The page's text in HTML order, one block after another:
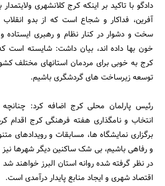
دادگو با تاکید بر اینکه کرج کلانشهری
آفرین، فداکار و شجاع است که از بدو
سخت و دشوار در کنار نظام و رهبری ایستاده و
خون بها داده اند، بیان داشت: شایسته است
کرج به خوبی برای مردمان استانهای مختلف
توسعه زیرساخت های گردشگری باشیم.
رئیس پارلمان محلی کرج اضافه کرد:
انتخاب و نامگذاری هفته فرهنگی کرج اقدام
برگزاری نمایشگاه ها، مسابقات و رویدادهای
و رفاهی باشیم، بی شک ساکنین دیگر شهرها نیز
در نظر گرفته شده روانه استان البرز خواهند
اقتصاد شهری و ایجاد منابع پایدار درآمدی است.